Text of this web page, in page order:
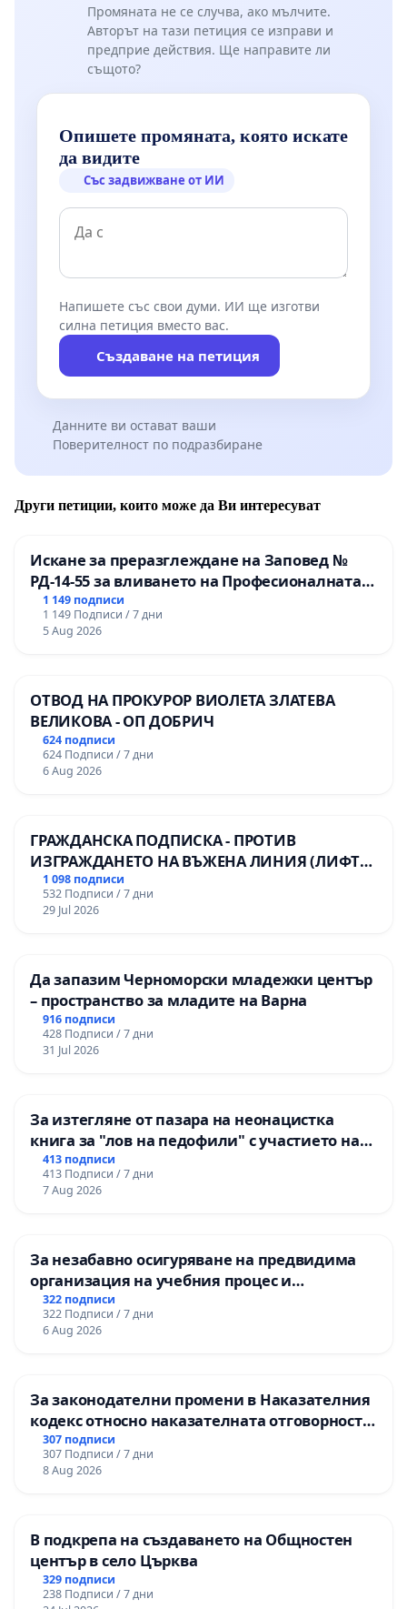
Промяната не се случва, ако мълчите.
Авторът на тази петиция се изправи и
предприе действия. Ще направите ли
същото?
Опишете промяната, която искате
да видите
Със задвижване от ИИ
Напишете със свои думи. ИИ ще изготви
силна петиция вместо вас.
Създаване на петиция
Данните ви остават ваши
Поверителност по подразбиране
Други петиции, които може да Ви интересуват
Искане за преразглеждане на Заповед №
РД-14-55 за вливането на Професионалната
гимназия по промишлени технологии в
Професионалната гимназия по икономика и
мениджмънт – гр. Пазарджик
1 149 подписи
1 149 Подписи / 7 дни
5 Aug 2026
ОТВОД НА ПРОКУРОР ВИОЛЕТА ЗЛАТЕВА
ВЕЛИКОВА - ОП ДОБРИЧ
624 подписи
624 Подписи / 7 дни
6 Aug 2026
ГРАЖДАНСКА ПОДПИСКА - ПРОТИВ
ИЗГРАЖДАНЕТО НА ВЪЖЕНА ЛИНИЯ (ЛИФТ)
НА ТЕРИТОРИЯТА НА ПРИРОДНА
ЗАБЕЛЕЖИТЕЛНОСТ „ХЪЛМ НА
ОСВОБОДИТЕЛИТЕ“ (БУНАРДЖИК)
1 098 подписи
532 Подписи / 7 дни
29 Jul 2026
Да запазим Черноморски младежки център
– пространство за младите на Варна
916 подписи
428 Подписи / 7 дни
31 Jul 2026
За изтегляне от пазара на неонацистка
книга за "лов на педофили" с участието на
деца
413 подписи
413 Подписи / 7 дни
7 Aug 2026
За незабавно осигуряване на предвидима
организация на учебния процес и
гарантиране на правото на равнопоставено
и качествено образование на учениците от
ОУ „Княз Александър I“ и Хуманитарна
322 подписи
322 Подписи / 7 дни
6 Aug 2026
За законодателни промени в Наказателния
кодекс относно наказателната отговорност
на непълнолетните при особено тежки
умишлени престъпления
307 подписи
307 Подписи / 7 дни
8 Aug 2026
В подкрепа на създаването на Общностен
център в село Църква
329 подписи
238 Подписи / 7 дни